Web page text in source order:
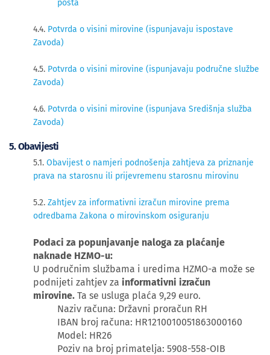
posta
4.4. Potvrda o visini mirovine (ispunjavaju ispostave
Zavoda)
4.5. Potvrda o visini mirovine (ispunjavaju područne službe
Zavoda)
4.6. Potvrda o visini mirovine (ispunjava Središnja služba
Zavoda)
​5. Obavijesti
5.1. Obavijest o namjeri podnošenja zahtjeva za priznanje
prava na starosnu ili prijevremenu starosnu mirovinu
5.2. Zahtjev za informativni izračun mirovine prema
odredbama Zakona o mirovinskom osiguranju
Podaci za popunjavanje naloga za plaćanje
naknade HZMO-u:
U područnim službama i uredima HZMO-a može se
podnijeti zahtjev za informativni izračun
mirovine. Ta se usluga plaća 9,29 euro.
Naziv računa: Državni proračun RH
IBAN broj računa: HR1210010051863000160
Model: HR26
Poziv na broj primatelja: 5908-558-OIB